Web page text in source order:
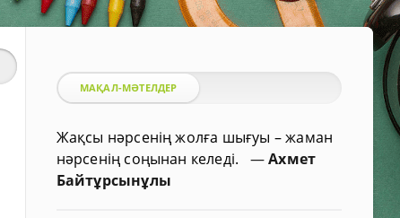
МАҚАЛ-МӘТЕЛДЕР
Жақсы нәрсенің жолға шығуы – жаман
нәрсенің соңынан келеді. —Ахмет
Байтұрсынұлы